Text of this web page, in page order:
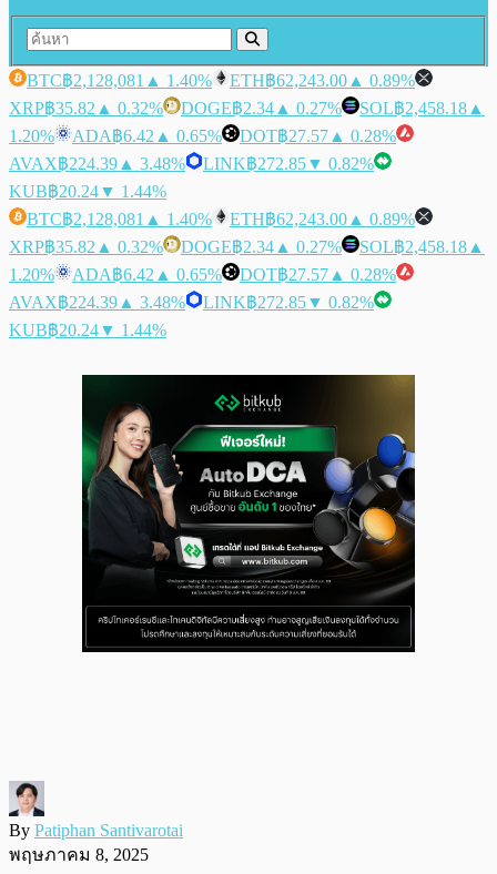
BTC฿2,128,081 ▲ 1.40% ETH฿62,243.00 ▲ 0.89%
XRP฿35.82 ▲ 0.32% DOGE฿2.34 ▲ 0.27% SOL฿2,458.18 ▲
1.20%
ADA฿6.42 ▲ 0.65% DOT฿27.57 ▲ 0.28%
AVAX฿224.39 ▲ 3.48% LINK฿272.85▼ 0.82%
KUB฿20.24▼ 1.44%
BTC฿2,128,081 ▲ 1.40% ETH฿62,243.00 ▲ 0.89%
XRP฿35.82 ▲ 0.32% DOGE฿2.34 ▲ 0.27% SOL฿2,458.18 ▲
1.20%
ADA฿6.42 ▲ 0.65% DOT฿27.57 ▲ 0.28%
AVAX฿224.39 ▲ 3.48% LINK฿272.85▼ 0.82%
KUB฿20.24▼ 1.44%
By Patiphan Santivarotai
พฤษภาคม 8, 2025